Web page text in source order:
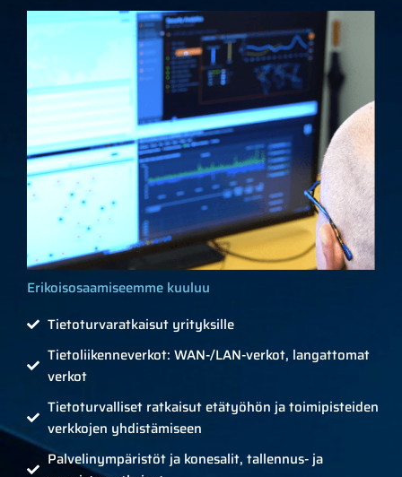
Erikoisosaamiseemme kuuluu
Tietoturvaratkaisut yrityksille
Tietoliikenneverkot: WAN-/LAN-verkot, langattomat
verkot
Tietoturvalliset ratkaisut etätyöhön ja toimipisteiden
verkkojen yhdistämiseen
Palvelinympäristöt ja konesalit, tallennus- ja